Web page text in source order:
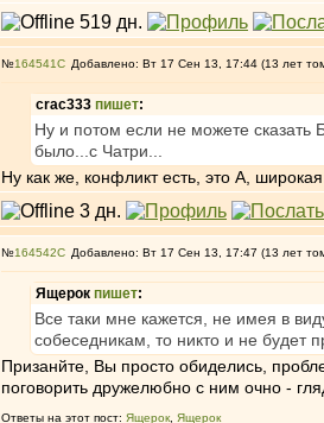
№164541 Добавлено: Вт 17 Сен 13, 17:44 (13 лет
crac333 пишет:
Ну и потом если не можете сказать
было...с Чатри...
Ну как же, конфликт есть, это А,
№164542 Добавлено: Вт 17 Сен 13, 17:47 (13 лет
Ящерок пишет:
Все таки мне кажется, не имея в
собеседникам, то никто и не будет
Призанйте, Вы просто обиделись,
поговорить дружелюбно с ним очно -
Ответы на этот пост: Ящерок Ящерок